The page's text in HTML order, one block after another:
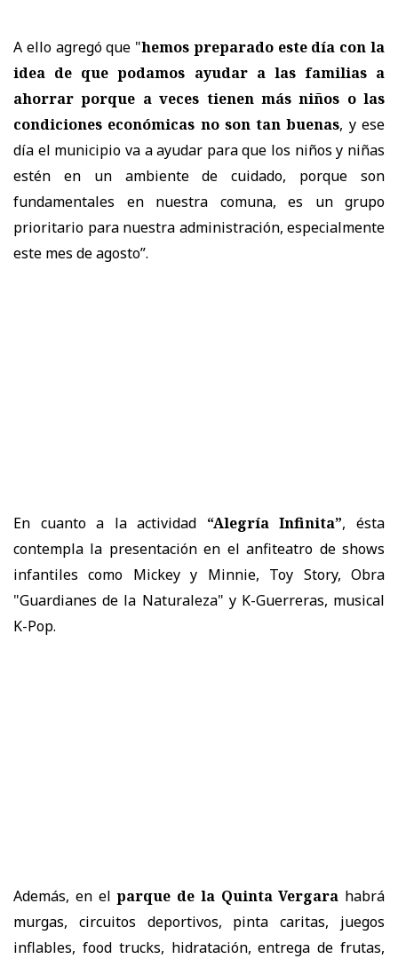
A ello agregó que "hemos preparado este día con la
idea de que podamos ayudar a las familias a
ahorrar porque a veces tienen más niños o las
condiciones económicas no son tan buenas, y ese
día el municipio va a ayudar para que los niños y niñas
estén en un ambiente de cuidado, porque son
fundamentales en nuestra comuna, es un grupo
prioritario para nuestra administración, especialmente
este mes de agosto”.
En cuanto a la actividad “Alegría Infinita”, ésta
contempla la presentación en el anfiteatro de shows
infantiles como Mickey y Minnie, Toy Story, Obra
"Guardianes de la Naturaleza" y K-Guerreras, musical
K-Pop.
Además, en el parque de la Quinta Vergara habrá
murgas, circuitos deportivos, pinta caritas, juegos
inflables, food trucks, hidratación, entrega de frutas,